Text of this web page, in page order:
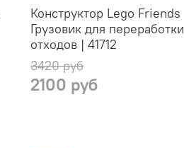
Конструктор Lego Friends
Грузовик для переработки
отходов | 41712
3420 руб
2100 руб